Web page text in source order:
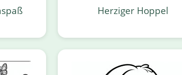
Herziger Hoppel